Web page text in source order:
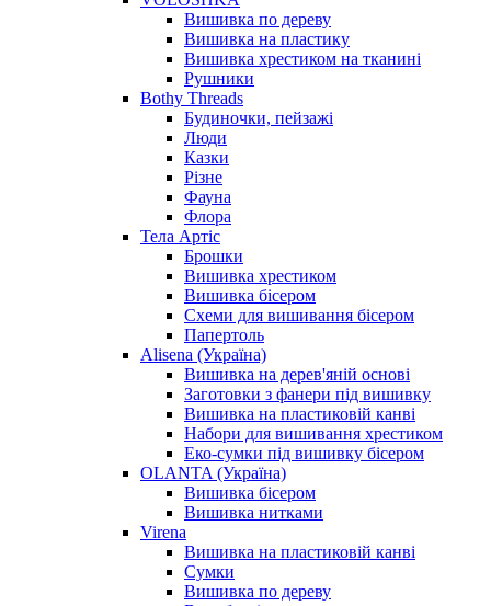
Вишивка по дереву
Вишивка на пластику
Вишивка хрестиком на тканині
Рушники
Bothy Threads
Будиночки, пейзажі
Люди
Казки
Різне
Фауна
Флора
Тела Артіс
Брошки
Вишивка хрестиком
Вишивка бісером
Схеми для вишивання бісером
Папертоль
Alisena (Україна)
Вишивка на дерев'яній основі
Заготовки з фанери під вишивку
Вишивка на пластиковій канві
Набори для вишивання хрестиком
Еко-сумки під вишивку бісером
OLANTA (Україна)
Вишивка бісером
Вишивка нитками
Virena
Вишивка на пластиковій канві
Сумки
Вишивка по дереву